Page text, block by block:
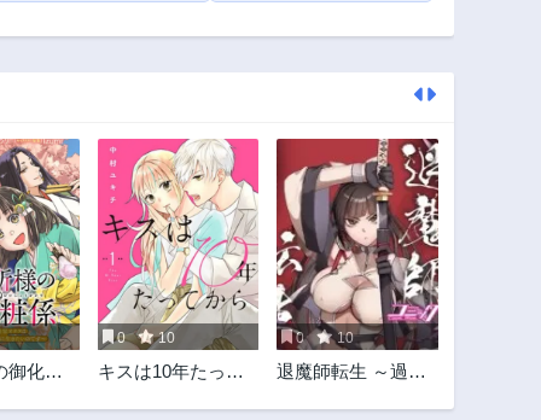
御化粧
0 10
キスは10年たって
0 10
退魔師転生 ～過酷